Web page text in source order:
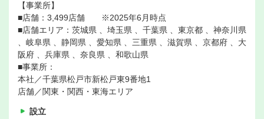
【事業所】
■店舗：3,499店舗 ※2025年6月時点
■店舗エリア：茨城県 、埼玉県 、千葉県 、東京都 、神奈川県
、岐阜県 、静岡県 、愛知県 、三重県 、滋賀県 、京都府 、大
阪府 、兵庫県 、奈良県 、和歌山県
■事業所：
本社／千葉県松戸市新松戸東9番地1
店舗／関東・関西・東海エリア
設立